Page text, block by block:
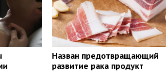
Назван предотвращающий
развитие рака продукт